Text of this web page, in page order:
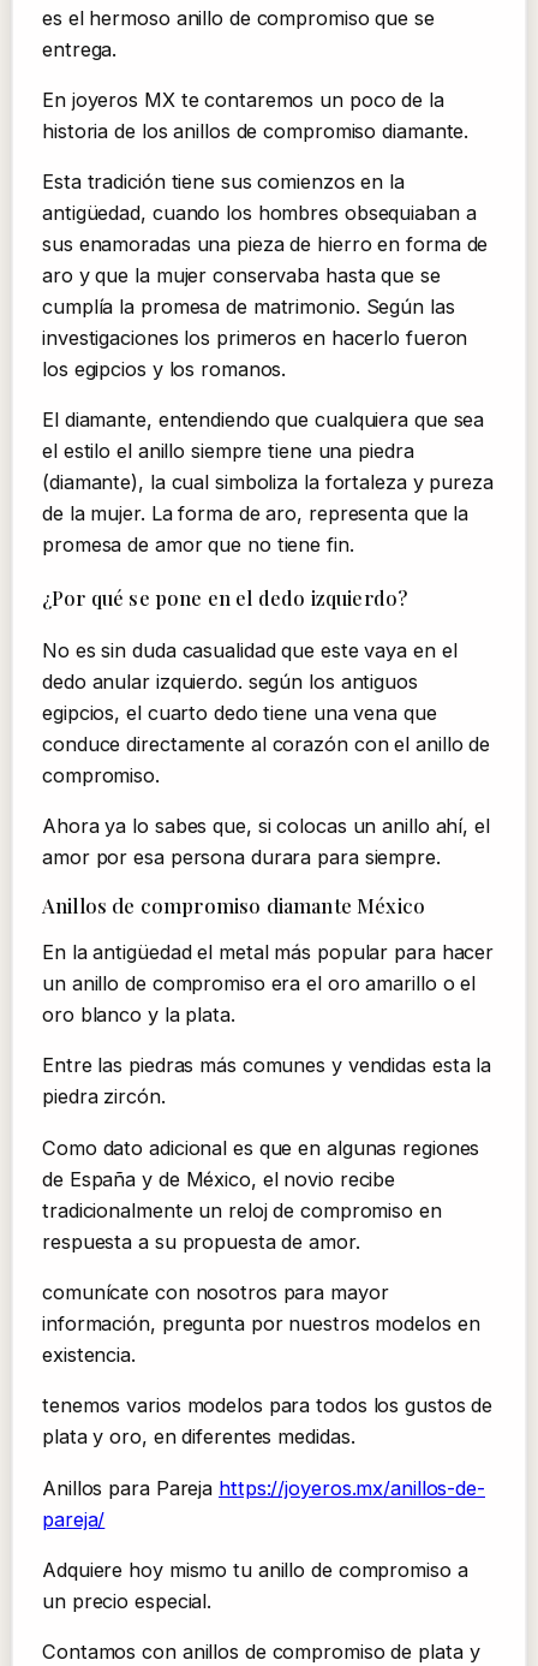
es el hermoso anillo de compromiso que se
entrega.
En joyeros MX te contaremos un poco de la
historia de los anillos de compromiso diamante.
Esta tradición tiene sus comienzos en la
antigüedad, cuando los hombres obsequiaban a
sus enamoradas una pieza de hierro en forma de
aro y que la mujer conservaba hasta que se
cumplía la promesa de matrimonio. Según las
investigaciones los primeros en hacerlo fueron
los egipcios y los romanos.
El diamante, entendiendo que cualquiera que sea
el estilo el anillo siempre tiene una piedra
(diamante), la cual simboliza la fortaleza y pureza
de la mujer. La forma de aro, representa que la
promesa de amor que no tiene fin.
¿Por qué se pone en el dedo izquierdo?
No es sin duda casualidad que este vaya en el
dedo anular izquierdo. según los antiguos
egipcios, el cuarto dedo tiene una vena que
conduce directamente al corazón con el anillo de
compromiso.
Ahora ya lo sabes que, si colocas un anillo ahí, el
amor por esa persona durara para siempre.
Anillos de compromiso diamante México
En la antigüedad el metal más popular para hacer
un anillo de compromiso era el oro amarillo o el
oro blanco y la plata.
Entre las piedras más comunes y vendidas esta la
piedra zircón.
Como dato adicional es que en algunas regiones
de España y de México, el novio recibe
tradicionalmente un reloj de compromiso en
respuesta a su propuesta de amor.
comunícate con nosotros para mayor
información, pregunta por nuestros modelos en
existencia.
tenemos varios modelos para todos los gustos de
plata y oro, en diferentes medidas.
Anillos para Pareja https://joyeros.mx/anillos-de-
pareja/
Adquiere hoy mismo tu anillo de compromiso a
un precio especial.
Contamos con anillos de compromiso de plata y